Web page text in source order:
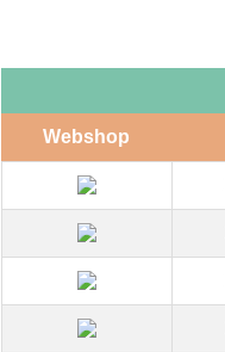
Webshop